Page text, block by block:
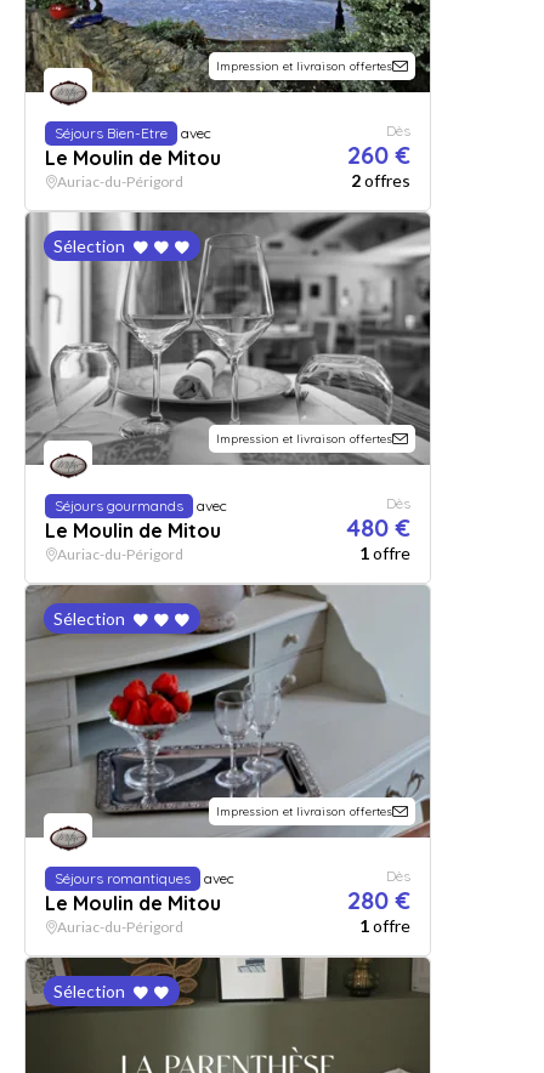
Impression et livraison offertes
Séjours Bien-Etre avec
Le Moulin de Mitou
Dès
260 €
Auriac-du-Périgord 2offres
Sélection
Impression et livraison offertes
Séjours gourmands avec
Le Moulin de Mitou
Dès
480 €
Auriac-du-Périgord 1offre
Sélection
Impression et livraison offertes
Séjours romantiques avec
Le Moulin de Mitou
Dès
280 €
Auriac-du-Périgord 1offre
Sélection